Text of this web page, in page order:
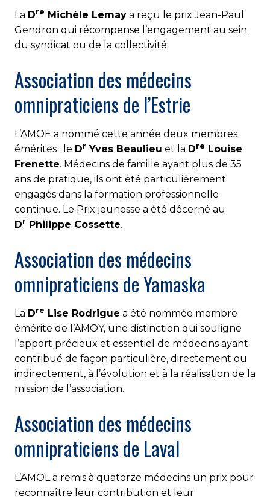
La Dre Michèle Lemay a reçu le prix Jean-Paul
Gendron qui récompense l’engagement au sein
du syndicat ou de la collectivité.
Association des médecins
omnipraticiens de l’Estrie
L’AMOE a nommé cette année deux membres
émérites : le Dr Yves Beaulieu et la Dre Louise
Frenette. Médecins de famille ayant plus de 35
ans de pratique, ils ont été particulièrement
engagés dans la formation professionnelle
continue. Le Prix jeunesse a été décerné au
Dr Philippe Cossette.
Association des médecins
omnipraticiens de Yamaska
La Dre Lise Rodrigue a été nommée membre
émérite de l’AMOY, une distinction qui souligne
l’apport précieux et essentiel de médecins ayant
contribué de façon particulière, directement ou
indirectement, à l’évolution et à la réalisation de la
mission de l’association.
Association des médecins
omnipraticiens de Laval
L’AMOL a remis à quatorze médecins un prix pour
reconnaître leur contribution et leur